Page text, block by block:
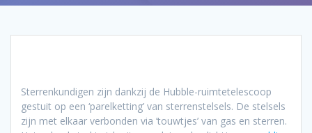
Sterrenkundigen zijn dankzij de Hubble-ruimtetelescoop
gestuit op een ‘parelketting’ van sterrenstelsels. De stelsels
zijn met elkaar verbonden via ’touwtjes’ van gas en sterren.